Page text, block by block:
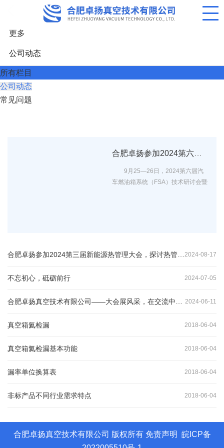
更多
公司动态
所有栏目
公司动态
常见问题
合肥卓扬参加2024第六届汽车燃油箱系统（FSA）技术研讨会，探讨汽车排放控制新技术
9月25—26日，2024第六届汽
车燃油箱系统（FSA）技术研讨会暨
2024-08-17
合肥卓扬参加2024第三届新能源热管理大会，探讨热管理新技术
2024-07-05
不忘初心，砥砺前行
2024-06-11
合肥卓扬真空技术有限公司——大会展风采，在交流中谋求合作
2018-06-04
真空箱氦检漏
2018-06-04
真空箱氦检漏基本功能
2018-06-04
漏率单位换算表
2018-06-04
非标产品不同行业需求特点
合肥卓扬真空技术有限公司 版权所有 免责声明 皖ICP备